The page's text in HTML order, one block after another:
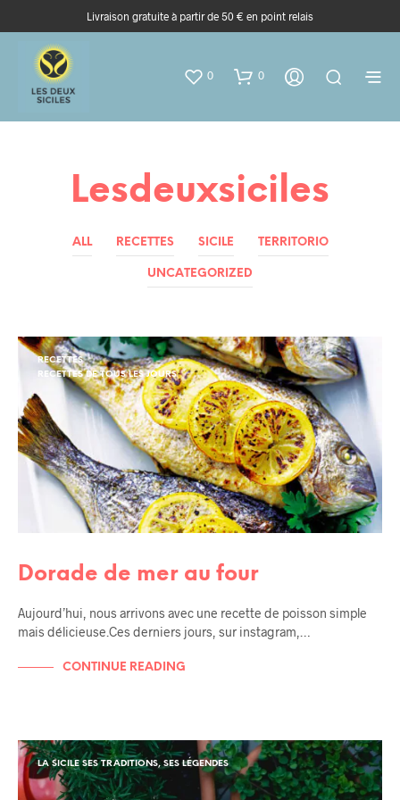
Livraison gratuite à partir de 50 € en point relais
0 0
Lesdeuxsiciles
ALL RECETTES SICILE TERRITORIO
UNCATEGORIZED
RECETTES
RECETTES DE TOUS LES JOURS
Dorade de mer au four
Aujourd’hui, nous arrivons avec une recette de poisson simple
mais délicieuse.Ces derniers jours, sur instagram,…
CONTINUE READING
LA SICILE SES TRADITIONS, SES LÉGENDES